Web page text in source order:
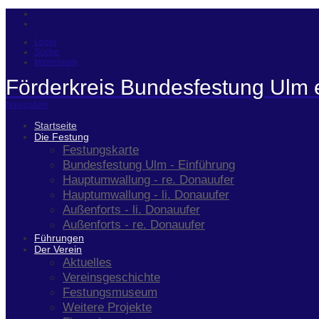
Login
Suche
Impressum
Förderkreis Bundesfestung Ulm
Navigation
Startseite
Die Festung
Festungskarte
Bundesfestung Ulm - Einführung
Hauptumwallung - re. Donauufer
Hauptumwallung - li. Donauufer
Außenforts - li. Donauufer
Außenforts - re. Donauufer
Führungen
Der Verein
Aktuelles
Vereinsgeschichte
Festungsmuseum
Weitere Projekte